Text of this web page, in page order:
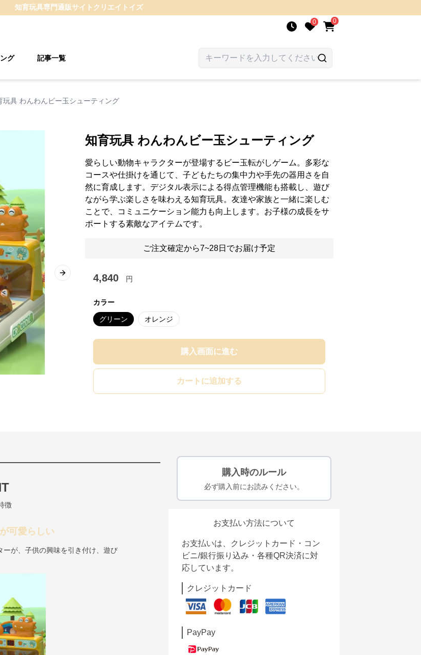
知育玩具専門通販サイト クリエイトイズ
0 0
グ 記事一覧
玩具 わんわんビー玉シューティング
Next slide
知育玩具 わんわんビー玉シューティング
愛らしい動物キャラクターが登場するビー玉転がしゲーム。多彩な
コースや仕掛けを通じて、子どもたちの集中力や手先の器用さを自
然に育成します。デジタル表示による得点管理機能も搭載し、遊び
ながら学ぶ楽しさを味わえる知育玩具。友達や家族と一緒に楽しむ
ことで、コミュニケーション能力も向上します。お子様の成長をサ
ポートする素敵なアイテムです。
ご注文確定から7~28日でお届け予定
4,840 円
カラー
グリーン オレンジ
購入画面に進む
カートに追加する
徴
可愛らしい
が、子供の興味を引き付け、遊び
購入時のルール
必ず購入前にお読みください。
お支払い方法について
お支払いは、クレジットカード・コン
ビニ/銀行振り込み・各種QR決済に対
応しています。
クレジットカード
PayPay